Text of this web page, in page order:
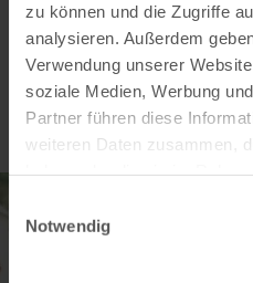
zu können und die Zugriffe
analysieren. Außerdem
Verwendung unserer
soziale Medien, Werbung
Partner führen diese
weiteren Daten zusammen,
Notwendig